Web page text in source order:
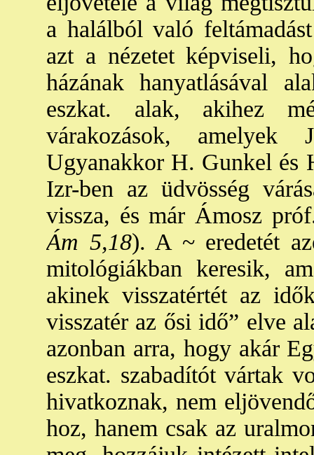
a halálból való
azt a nézetet képviseli,
házának hanyatlásával
eszkat. alak, akihez
várakozások,
Ugyanakkor H. Gunkel és
Izr-ben az üdvösség
vissza, és már Ámosz
Ám 5,18). A ~ eredetét
mitológiákban keresik,
akinek visszatértét az
visszatér az ősi idő” elve
azonban arra, hogy akár
eszkat. szabadítót vártak
hivatkoznak, nem
hoz, hanem csak az